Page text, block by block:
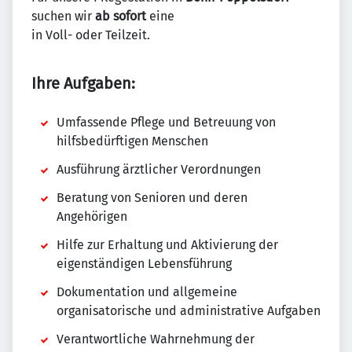
suchen wir ab soforteine
in Voll- oder Teilzeit.
Ihre Aufgaben:
Umfassende Pflege und Betreuung von
hilfsbedürftigen Menschen
Ausführung ärztlicher Verordnungen
Beratung von Senioren und deren
Angehörigen
Hilfe zur Erhaltung und Aktivierung der
eigenständigen Lebensführung
Dokumentation und allgemeine
organisatorische und administrative Aufgaben
Verantwortliche Wahrnehmung der